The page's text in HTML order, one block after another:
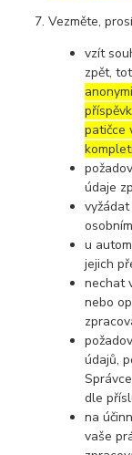
Vezměte,
vzít
zpět,
patičce
údaje
u
jejich
nechat
nebo
údajů,
dle
na
vaše